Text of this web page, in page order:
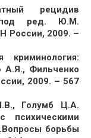
рецидив
/под ред. Ю.М.
России, 2009. –
криминология:
А.Я., Фильченко
2009. – 567
Голумб Ц.А.
психическими
борьбы